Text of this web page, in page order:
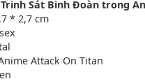
Trinh Sát Binh Đoàn trong
* 2,7 cm
Attack On Titan